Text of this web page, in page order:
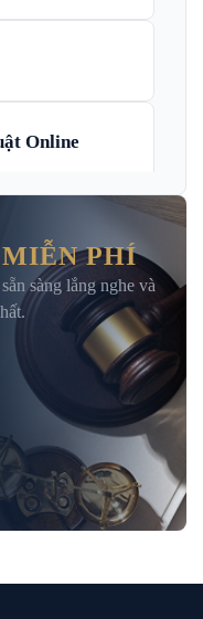
Online
Luật Hình Sự
luật
PHÍ
sàng lắng nghe và